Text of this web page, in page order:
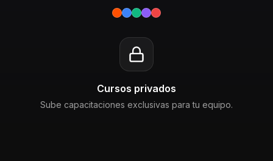
Cursos privados
Sube capacitaciones exclusivas para tu equipo.